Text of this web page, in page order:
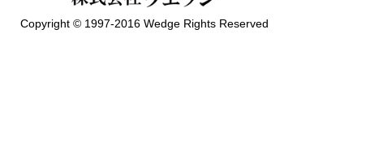
Copyright © 1997-2016 Wedge Rights Reserved